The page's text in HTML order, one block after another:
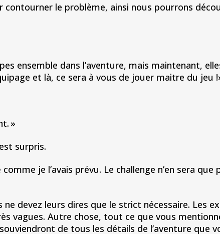
le problème, ainsi nous pourrons
dans l’aventure, mais maintenant,
et là, ce sera à vous de jouer maitre du jeu
»
surpris.
je l’avais prévu. Le challenge n’en sera que
devez leurs dires que le strict nécessaire. Les
vagues. Autre chose, tout ce que vous
de tous les détails de l’aventure que